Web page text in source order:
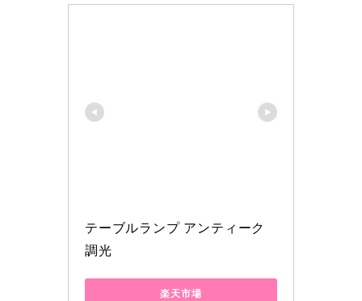
テーブルランプ アンティーク
調光
楽天市場